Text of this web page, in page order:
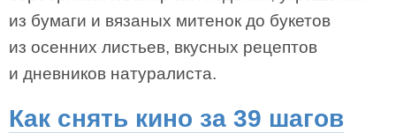
из бумаги и вязаных митенок до букетов
из осенних листьев, вкусных рецептов
и дневников натуралиста.
Как снять кино за 39 шагов